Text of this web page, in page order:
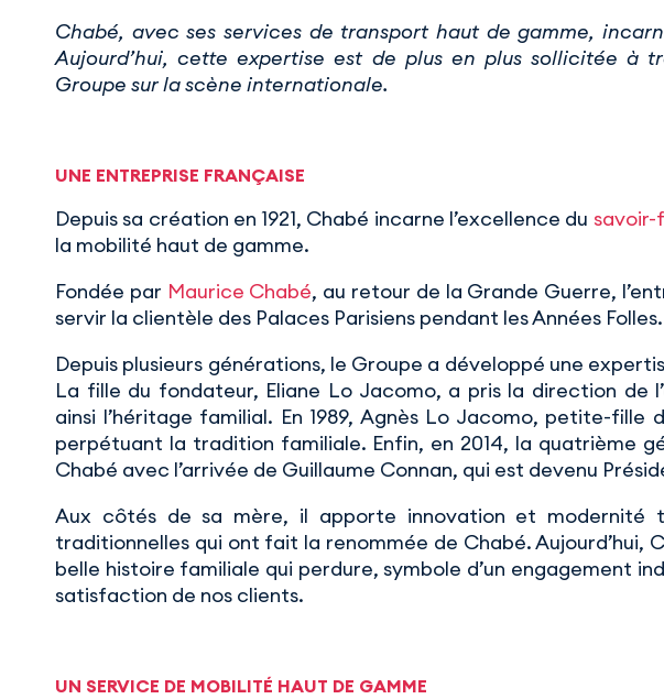
Chabé, avec ses services de transport haut de gamme,
Aujourd’hui, cette expertise est de plus en plus sollicitée à
Groupe sur la scène internationale.
UNE ENTREPRISE FRANÇAISE
Depuis sa création en 1921, Chabé incarne l’excellence du
la mobilité haut de gamme.
Fondée par Maurice Chabé, au retour de la Grande Guerre,
servir la clientèle des Palaces Parisiens pendant les Années Folles.
Depuis plusieurs générations, le Groupe a développé une
La fille du fondateur, Eliane Lo Jacomo, a pris la direction de
ainsi l’héritage familial. En 1989, Agnès Lo Jacomo, petite-fille
perpétuant la tradition familiale. Enfin, en 2014, la quatrième
Chabé avec l’arrivée de Guillaume Connan, qui est devenu
Aux côtés de sa mère, il apporte innovation et modernité
traditionnelles qui ont fait la renommée de Chabé.
belle histoire familiale qui perdure, symbole d’un engagement
satisfaction de nos clients.
UN SERVICE DE MOBILITÉ HAUT DE GAMME